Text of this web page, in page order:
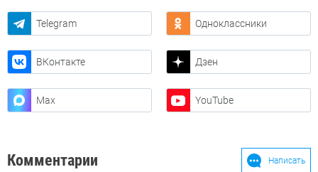
Telegram Одноклассники
ВКонтакте Дзен
Max YouTube
Комментарии Написать